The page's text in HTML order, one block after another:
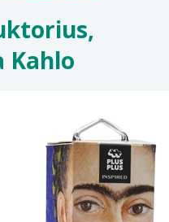
Kahlo